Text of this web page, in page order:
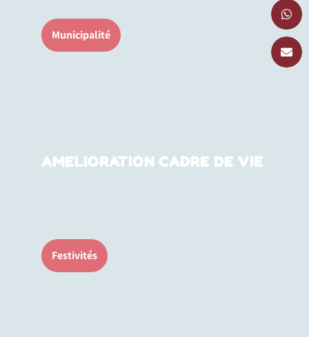
AMELIORATION CADRE DE VIE
Municipalité
Festivités